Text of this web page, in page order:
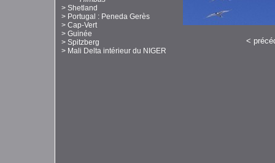
> Shetland
> Portugal : Peneda Gerès
> Cap-Vert
> Guinée
> Spitzberg
> Mali Delta intérieur du NIGER
<